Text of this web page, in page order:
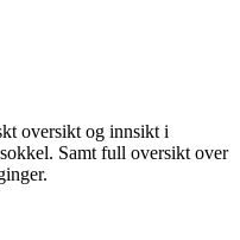
oversikt og innsikt i
Samt full oversikt over